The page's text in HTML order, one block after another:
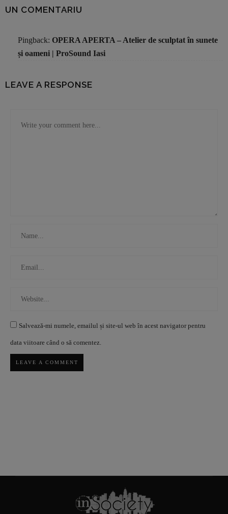
UN COMENTARIU
Pingback: OPERA APERTA – Atelier de sculptat în sunete
și oameni | ProSound Iasi
LEAVE A RESPONSE
Salvează-mi numele, emailul și site-ul web în acest navigator pentru
data viitoare când o să comentez.